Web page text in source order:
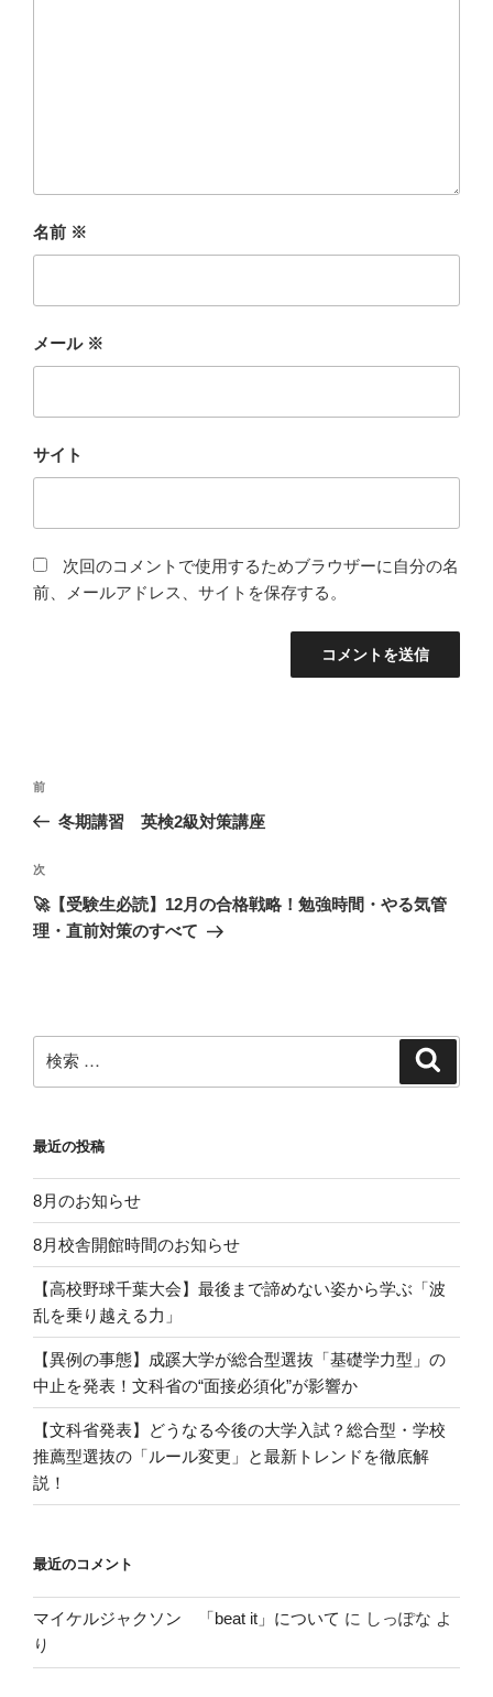
名前 ※
メール ※
サイト
次回のコメントで使用するためブラウザーに自分の名
前、メールアドレス、サイトを保存する。
投
ビ
ゲ
ー
過
去
投
稿
前
冬期講習 英検2級対策講座
次
の
投
次
🚀【受験生必読】12月の合格戦略！勉強時間・やる気管
理・直前対策のすべて
索:
最近の投稿
8月のお知らせ
8月校舎開館時間のお知らせ
【高校野球千葉大会】最後まで諦めない姿から学ぶ「波
乱を乗り越える力」
【異例の事態】成蹊大学が総合型選抜「基礎学力型」の
中止を発表！文科省の“面接必須化”が影響か
【文科省発表】どうなる今後の大学入試？総合型・学校
推薦型選抜の「ルール変更」と最新トレンドを徹底解
説！
最近のコメント
マイケルジャクソン 「beat it」について に しっぽな よ
り